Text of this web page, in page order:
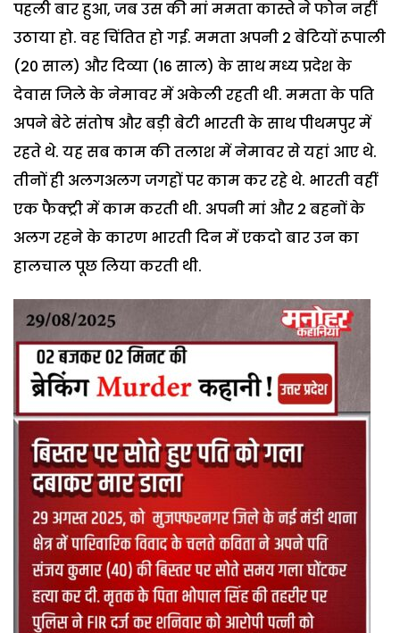
पहली बार हुआ, जब उस की मां ममता कास्ते ने फोन नहीं
उठाया हो. वह चिंतित हो गई. ममता अपनी 2 बेटियों रूपाली
(20 साल) और दिव्या (16 साल) के साथ मध्य प्रदेश के
देवास जिले के नेमावर में अकेली रहती थी. ममता के पति
अपने बेटे संतोष और बड़ी बेटी भारती के साथ पीथमपुर में
रहते थे. यह सब काम की तलाश में नेमावर से यहां आए थे.
तीनों ही अलगअलग जगहों पर काम कर रहे थे. भारती वहीं
एक फैक्ट्री में काम करती थी. अपनी मां और 2 बहनों के
अलग रहने के कारण भारती दिन में एकदो बार उन का
हालचाल पूछ लिया करती थी.